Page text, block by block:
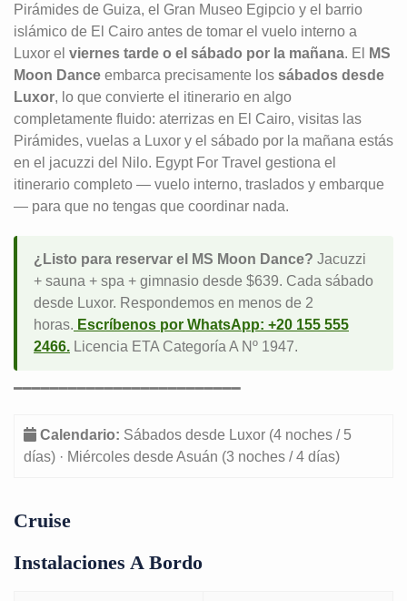
Pirámides de Guiza, el Gran Museo Egipcio y el barrio
islámico de El Cairo antes de tomar el vuelo interno a
Luxor el viernes tarde o el sábado por la mañana. El
MS
Moon Dance embarca precisamente los sábados desde
Luxor, lo que convierte el itinerario en algo
completamente fluido: aterrizas en El Cairo, visitas las
Pirámides, vuelas a Luxor y el sábado por la mañana estás
en el jacuzzi del Nilo. Egypt For Travel gestiona el
itinerario completo — vuelo interno, traslados y embarque
— para que no tengas que coordinar nada.
¿Listo para reservar el MS Moon Dance? Jacuzzi
+ sauna + spa + gimnasio desde $639. Cada sábado
desde Luxor. Respondemos en menos de 2
horas. Escríbenos por WhatsApp: +20 155 555
2466. Licencia ETA Categoría A Nº 1947.
━━━━━━━━━━━━━━━━━━━━━━━━━
Calendario: Sábados desde Luxor (4 noches / 5
días) · Miércoles desde Asuán (3 noches / 4 días)
Cruise
Instalaciones A Bordo